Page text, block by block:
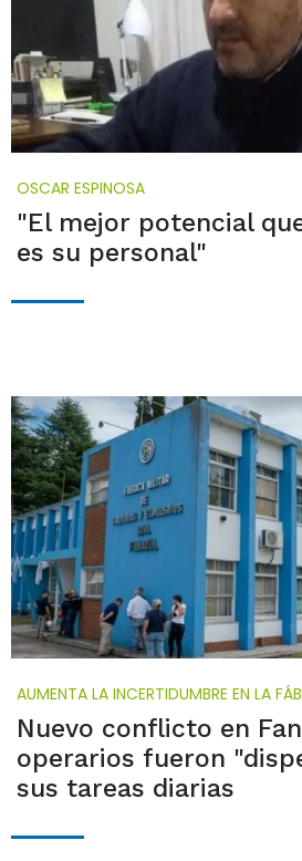
OSCAR ESPINOSA
"El mejor potencial
es su personal"
AUMENTA LA INCERTIDUMBRE EN LA
Nuevo conflicto en
operarios fueron
sus tareas diarias